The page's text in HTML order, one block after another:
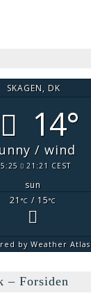
SKAGEN, DK
14°
/ wind
21:21 CEST
sun
21°C / 15°C
by Weather Atlas
– Forsiden